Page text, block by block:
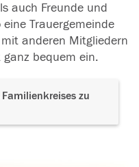
auch Freunde und
Trauergemeinde
anderen Mitgliedern
bequem ein.
zu